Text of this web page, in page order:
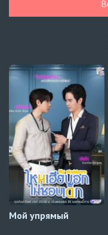
Не проси Пи Джейна
Украинские субтитры
Не проси Пи Джейна
Украинские субтитры
08 августа
Разве сексуальной
Русские субтитры
Мой упрямый